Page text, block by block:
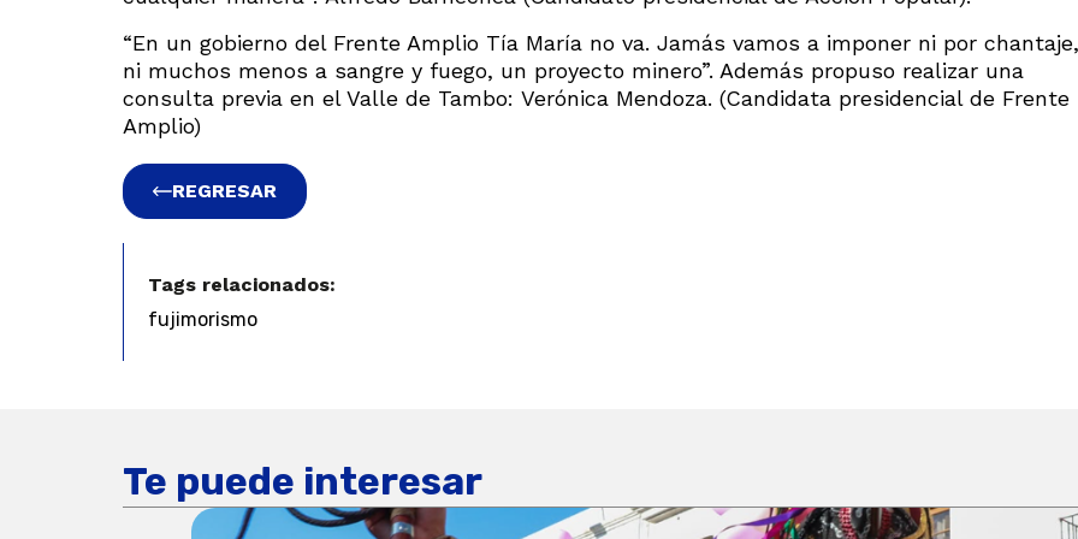
“En un gobierno del Frente Amplio Tía María no va. Jamás vamos a imponer ni por chantaje,
ni muchos menos a sangre y fuego, un proyecto minero”. Además propuso realizar una
consulta previa en el Valle de Tambo: Verónica Mendoza. (Candidata presidencial de Frente
Amplio)
REGRESAR
Tags relacionados:
fujimorismo
Te puede interesar